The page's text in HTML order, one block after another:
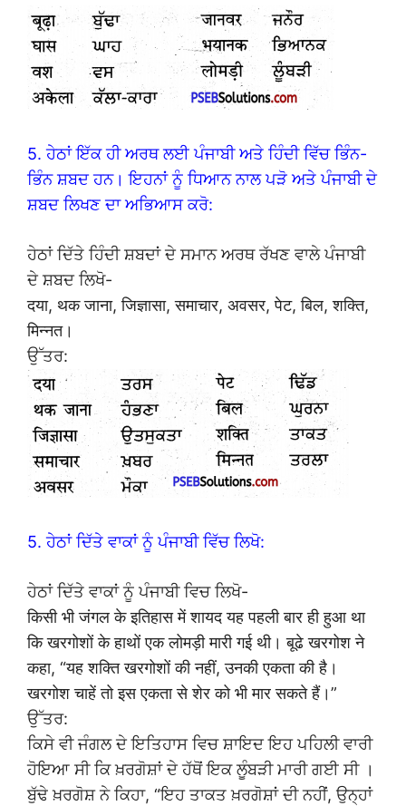
5. ਹੇਠਾਂ ਇੱਕ ਹੀ ਅਰਥ ਲਈ ਪੰਜਾਬੀ ਅਤੇ ਹਿੰਦੀ ਵਿੱਚ ਭਿੰਨ-
ਭਿੰਨ ਸ਼ਬਦ ਹਨ। ਇਹਨਾਂ ਨੂੰ ਧਿਆਨ ਨਾਲ ਪੜੋ ਅਤੇ ਪੰਜਾਬੀ ਦੇ
ਸ਼ਬਦ ਲਿਖਣ ਦਾ ਅਭਿਆਸ ਕਰੋ:
ਹੇਠਾਂ ਦਿੱਤੇ ਹਿੰਦੀ ਸ਼ਬਦਾਂ ਦੇ ਸਮਾਨ ਅਰਥ ਰੱਖਣ ਵਾਲੇ ਪੰਜਾਬੀ
ਦੇ ਸ਼ਬਦ ਲਿਖੋ-
दया, थक जाना, जिज्ञासा, समाचार, अवसर, पेट, बिल, शक्ति,
मिन्नत।
ਉੱਤਰ:
5. ਹੇਠਾਂ ਦਿੱਤੇ ਵਾਕਾਂ ਨੂੰ ਪੰਜਾਬੀ ਵਿੱਚ ਲਿਖੋ:
ਹੇਠਾਂ ਦਿੱਤੇ ਵਾਕਾਂ ਨੂੰ ਪੰਜਾਬੀ ਵਿਚ ਲਿਖੋ-
किसी भी जंगल के इतिहास में शायद यह पहली बार ही हुआ था
कि खरगोशों के हाथों एक लोमड़ी मारी गई थी। बूढे खरगोश ने
कहा, “यह शक्ति खरगोशों की नहीं, उनकी एकता की है।
खरगोश चाहें तो इस एकता से शेर को भी मार सकते हैं।”
ਉੱਤਰ:
ਕਿਸੇ ਵੀ ਜੰਗਲ ਦੇ ਇਤਿਹਾਸ ਵਿਚ ਸ਼ਾਇਦ ਇਹ ਪਹਿਲੀ ਵਾਰੀ
ਹੋਇਆ ਸੀ ਕਿ ਖ਼ਰਗੋਸ਼ਾਂ ਦੇ ਹੱਥੋਂ ਇਕ ਲੂੰਬੜੀ ਮਾਰੀ ਗਈ ਸੀ ।
ਬੁੱਢੇ ਖ਼ਰਗੋਸ਼ ਨੇ ਕਿਹਾ, “ਇਹ ਤਾਕਤ ਖ਼ਰਗੋਸ਼ਾਂ ਦੀ ਨਹੀਂ, ਉਨ੍ਹਾਂ